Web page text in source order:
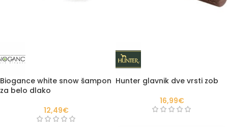
Biogance white snow šampon
za belo dlako
12,49€
Hunter glavnik dve vrsti zob
16,99€